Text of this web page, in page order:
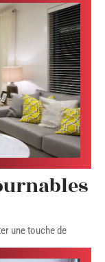
une touche de